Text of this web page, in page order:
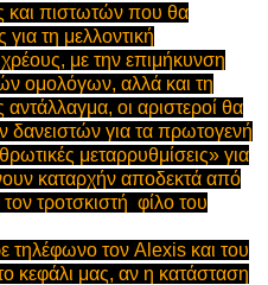
και πιστωτών που θα
για τη μελλοντική
με την επιμήκυνση
ομολόγων, αλλά και τη
οι αριστεροί θα
δανειστών για τα πρωτογενή
μεταρρυθμίσεις» για
καταρχήν αποδεκτά από
τροτσκιστή φίλο του
τηλέφωνο τον Alexis και του
κεφάλι μας, αν η κατάσταση